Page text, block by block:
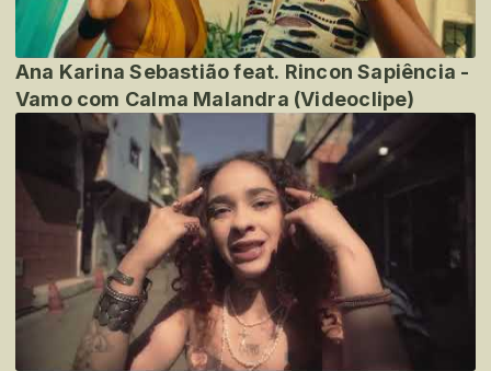
Ana Karina Sebastião feat. Rincon Sapiência -
Vamo com Calma Malandra (Videoclipe)